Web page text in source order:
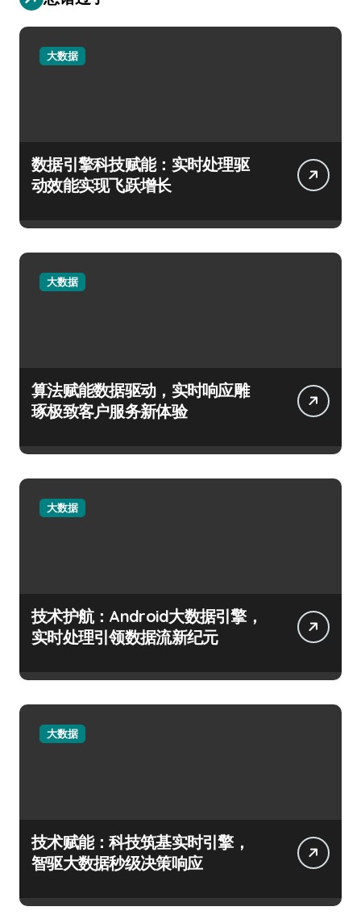
大数据
数据引擎科技赋能：实时处理驱
动效能实现飞跃增长
大数据
算法赋能数据驱动，实时响应雕
琢极致客户服务新体验
大数据
技术护航：Android大数据引擎，
实时处理引领数据流新纪元
大数据
技术赋能：科技筑基实时引擎，
智驱大数据秒级决策响应